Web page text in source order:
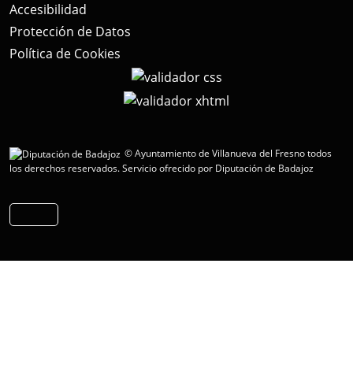
Accesibilidad
Protección de Datos
Política de Cookies
© Ayuntamiento de Villanueva del Fresno todos
los derechos reservados.Servicio ofrecido por Diputación de Badajoz